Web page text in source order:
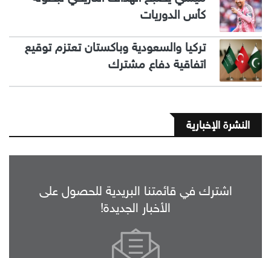
كأس الدوريات
تركيا والسعودية وباكستان تعتزم توقيع
اتفاقية دفاع مشترك
النشرة الإخبارية
اشترك في قائمتنا البريدية للحصول على
الأخبار الجديدة!